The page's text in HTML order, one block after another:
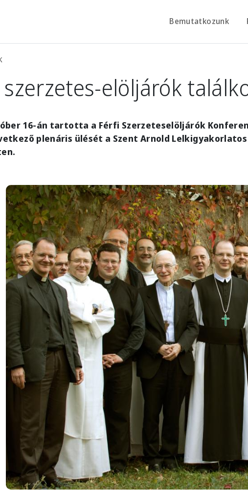
Bemutatkozunk
szerzetes-elöljárók
16-án tartotta a Férfi Szerzeteselöljárók
plenáris ülését a Szent Arnold Lelkigyakorlatos
Image